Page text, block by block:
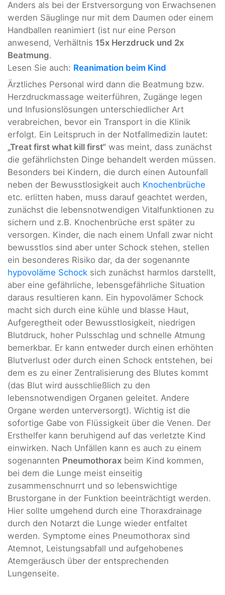
Anders als bei der Erstversorgung von Erwachsenen
werden Säuglinge nur mit dem Daumen oder einem
Handballen reanimiert (ist nur eine Person
anwesend, Verhältnis 15x Herzdruck und 2x
Beatmung.
Lesen Sie auch: Reanimation beim Kind
Ärztliches Personal wird dann die Beatmung bzw.
Herzdruckmassage weiterführen, Zugänge legen
und Infusionslösungen unterschiedlicher Art
verabreichen, bevor ein Transport in die Klinik
erfolgt. Ein Leitspruch in der Notfallmedizin lautet:
„Treat first what kill first“ was meint, dass zunächst
die gefährlichsten Dinge behandelt werden müssen.
Besonders bei Kindern, die durch einen Autounfall
neben der Bewusstlosigkeit auch Knochenbrüche
etc. erlitten haben, muss darauf geachtet werden,
zunächst die lebensnotwendigen Vitalfunktionen zu
sichern und z.B. Knochenbrüche erst später zu
versorgen. Kinder, die nach einem Unfall zwar nicht
bewusstlos sind aber unter Schock stehen, stellen
ein besonderes Risiko dar, da der sogenannte
hypovoläme Schock sich zunächst harmlos darstellt,
aber eine gefährliche, lebensgefährliche Situation
daraus resultieren kann. Ein hypovolämer Schock
macht sich durch eine kühle und blasse Haut,
Aufgeregtheit oder Bewusstlosigkeit, niedrigen
Blutdruck, hoher Pulsschlag und schnelle Atmung
bemerkbar. Er kann entweder durch einen erhöhten
Blutverlust oder durch einen Schock entstehen, bei
dem es zu einer Zentralisierung des Blutes kommt
(das Blut wird ausschließlich zu den
lebensnotwendigen Organen geleitet. Andere
Organe werden unterversorgt). Wichtig ist die
sofortige Gabe von Flüssigkeit über die Venen. Der
Ersthelfer kann beruhigend auf das verletzte Kind
einwirken. Nach Unfällen kann es auch zu einem
sogenannten Pneumothorax beim Kind kommen,
bei dem die Lunge meist einseitig
zusammenschnurrt und so lebenswichtige
Brustorgane in der Funktion beeinträchtigt werden.
Hier sollte umgehend durch eine Thoraxdrainage
durch den Notarzt die Lunge wieder entfaltet
werden. Symptome eines Pneumothorax sind
Atemnot, Leistungsabfall und aufgehobenes
Atemgeräusch über der entsprechenden
Lungenseite.